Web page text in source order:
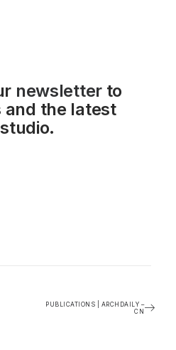
newsletterto
and the latest
PUBLICATIONS | ARCHDAILY –
CN